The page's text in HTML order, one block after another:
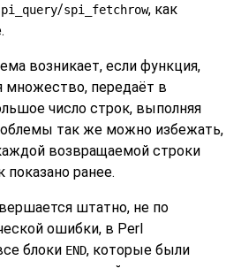
/spi_fetchrow, как
возникает, если функция,
передаёт в
число строк, выполняя
так же можно избежать,
возвращаемой строки
показано ранее.
штатно, не по
ошибки, в Perl
блоки END, которые были